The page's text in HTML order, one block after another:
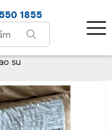
1855
su